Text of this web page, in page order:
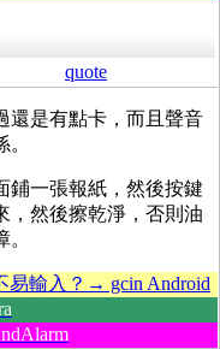
quote
還是有點卡，而且聲音
鋪一張報紙，然後按鍵
，然後擦乾淨，否則油
易輸入？→ gcin Android